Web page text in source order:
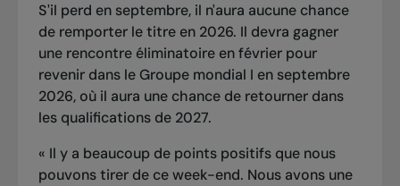
S'il perd en septembre, il n'aura aucune chance
de remporter le titre en 2026. Il devra gagner
une rencontre éliminatoire en février pour
revenir dans le Groupe mondial I en septembre
2026, où il aura une chance de retourner dans
les qualifications de 2027.
« Il y a beaucoup de points positifs que nous
pouvons tirer de ce week-end. Nous avons une